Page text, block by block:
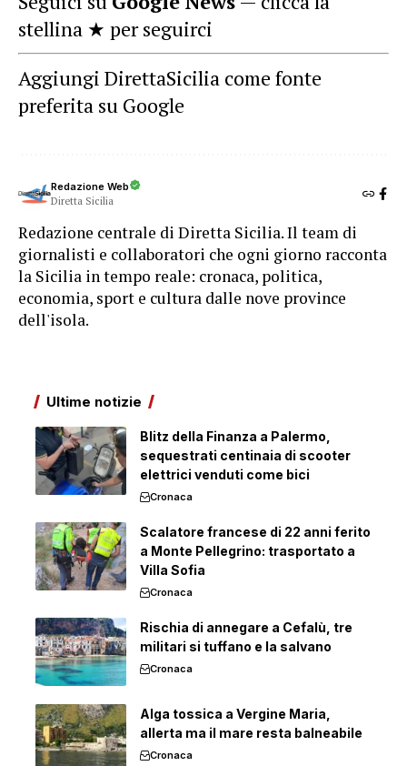
stellina ★ per seguirci
Aggiungi DirettaSicilia come fonte
preferita su Google
Redazione Web
Diretta Sicilia
Redazione centrale di Diretta Sicilia. Il team di
giornalisti e collaboratori che ogni giorno racconta
la Sicilia in tempo reale: cronaca, politica,
economia, sport e cultura dalle nove province
dell'isola.
Ultime notizie
Blitz della Finanza a Palermo,
sequestrati centinaia di scooter
elettrici venduti come bici
Cronaca
Scalatore francese di 22 anni ferito
a Monte Pellegrino: trasportato a
Villa Sofia
Cronaca
Rischia di annegare a Cefalù, tre
militari si tuffano e la salvano
Cronaca
Alga tossica a Vergine Maria,
allerta ma il mare resta balneabile
Cronaca